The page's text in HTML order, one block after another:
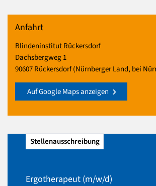
Anfahrt
Blindeninstitut Rückersdorf
Dachsbergweg 1
90607 Rückersdorf (Nürnberger Land, bei
Auf Google Maps anzeigen
Stellenausschreibung
Ergotherapeut (m/w/d)